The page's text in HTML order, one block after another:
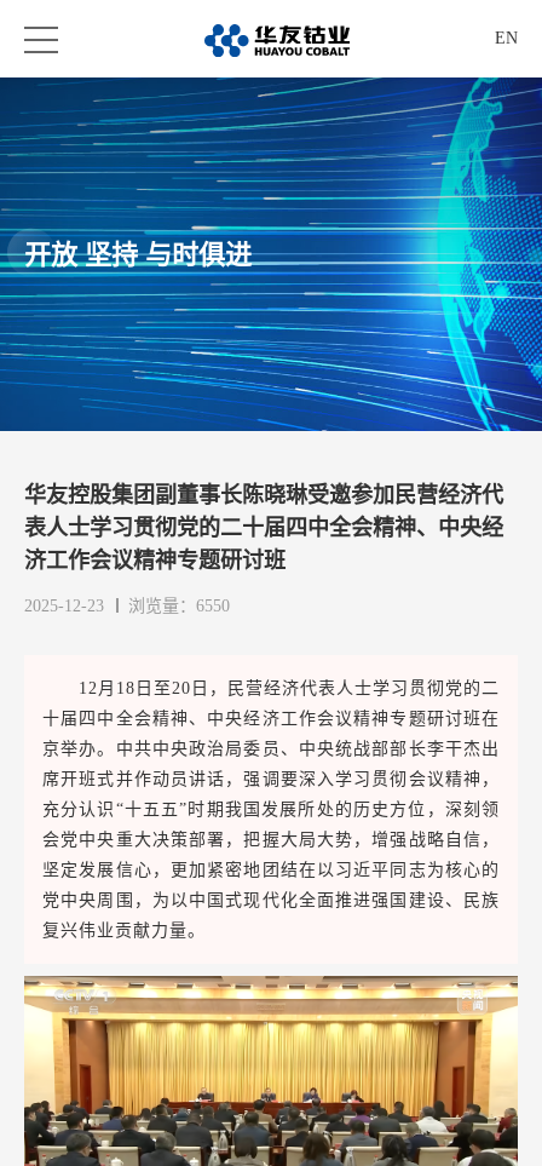
EN
开放 坚持 与时俱进
华友控股集团副董事长陈晓琳受邀参加民营经济代
表人士学习贯彻党的二十届四中全会精神、中央经
济工作会议精神专题研讨班
2025-12-23 浏览量：6550
12月18日至20日 ，民营经济代表人士学习贯彻党的二
十届四中全会精神、中央经济工作会议精神专题研讨班在
京举办。中共中央政治局委员、中央统战部部长李干杰出
席开班式并作动员讲话，强调 要深入学习贯彻会议精神，
充分认识“十五五”时期我国发展所处的历史方位，深刻领
会党中央重大决策部署，把握大局大势，增强战略自信，
坚定发展信心，更加紧密地团结在以习近平同志为核心的
党中央周围，为以中国式现代化全面推进强国建设、民族
复兴伟业贡献力量。